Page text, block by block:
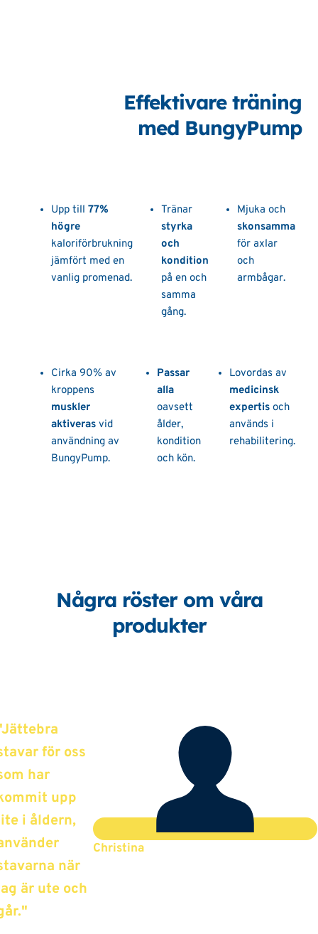
Effektivare träning
med BungyPump
Upp till 77%
högre
kaloriförbrukning
jämfört med en
vanlig promenad.
Tränar
styrka
och
kondition
på en och
samma
gång.
Mjuka och
skonsamma
för axlar
och
armbågar.
Cirka 90% av
kroppens
muskler
aktiveras vid
användning av
BungyPump.
Passar
alla
oavsett
ålder,
kondition
och kön.
Lovordas av
medicinsk
expertis och
används i
rehabilitering.
Några röster om våra
produkter
för oss
har
upp
i åldern,
när
är ute och
Christina